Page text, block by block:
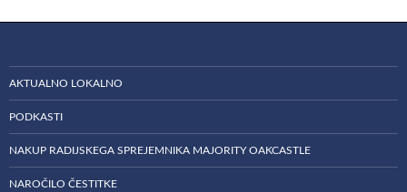
AKTUALNO LOKALNO
PODKASTI
NAKUP RADIJSKEGA SPREJEMNIKA MAJORITY OAKCASTLE
NAROČILO ČESTITKE